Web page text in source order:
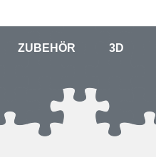
ZUBEHÖR 3D